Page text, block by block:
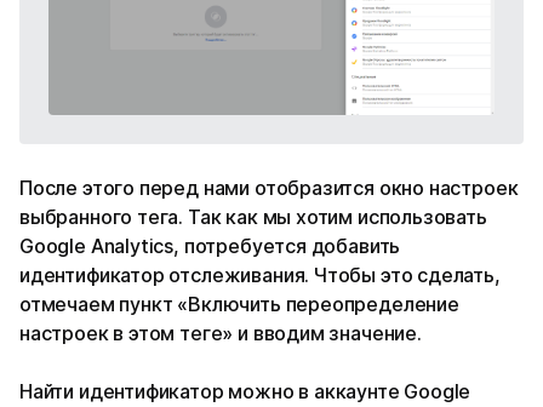
После этого перед нами отобразится окно настроек
выбранного тега. Так как мы хотим использовать
Google Analytics, потребуется добавить
идентификатор отслеживания. Чтобы это сделать,
отмечаем пункт «Включить переопределение
настроек в этом теге» и вводим значение.
Найти идентификатор можно в аккаунте Google